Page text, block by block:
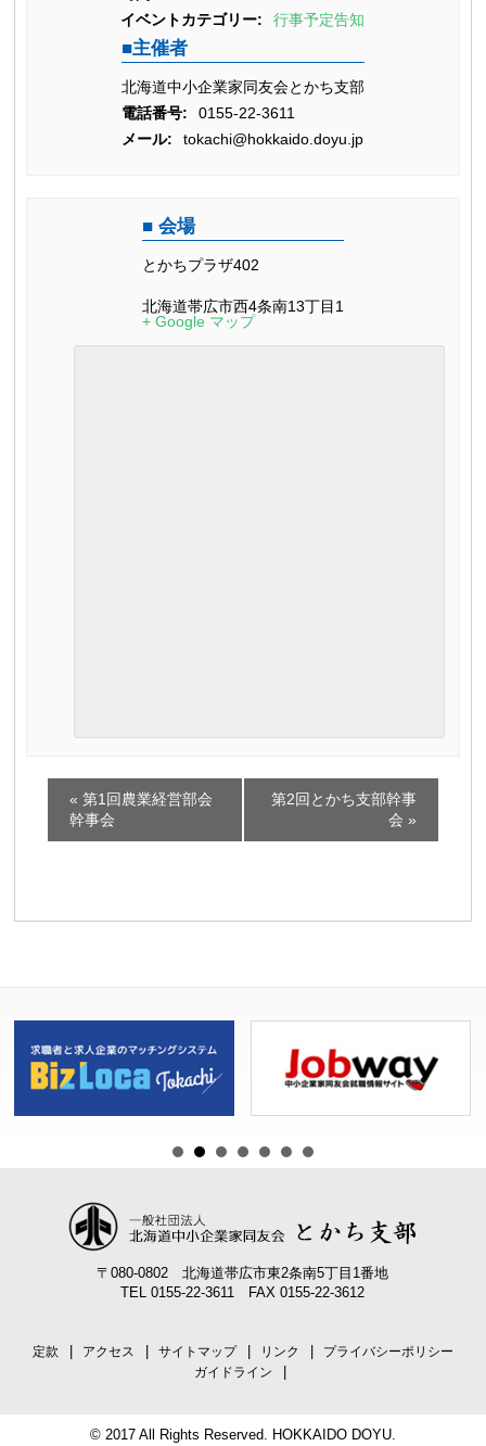
イベントカテゴリー:
行事予定告知
主催者
北海道中小企業家同友会とかち支部
電話番号:
0155-22-3611
メール:
tokachi@hokkaido.doyu.jp
会場
とかちプラザ402
北海道帯広市西4条南13丁目1
+ Google マップ
ベ
ン
ビ
ー
シ
ョ
ン
« 第1回農業経営部会
幹事会
第2回とかち支部幹事
会 »
〒080-0802 北海道帯広市東2条南5丁目1番地
TEL 0155-22-3611 FAX 0155-22-3612
定款 アクセス サイトマップ リンク
プライバシーポリシー
ガイドライン
© 2017 All Rights Reserved. HOKKAIDO DOYU.